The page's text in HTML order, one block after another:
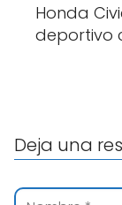
Honda
deportivo
Deja una